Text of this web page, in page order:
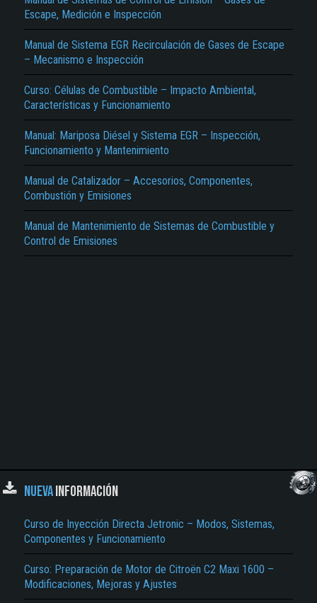
Escape, Medición e Inspección
Manual de Sistema EGR Recirculación de Gases de Escape
– Mecanismo e Inspección
Curso: Células de Combustible – Impacto Ambiental,
Características y Funcionamiento
Manual: Mariposa Diésel y Sistema EGR – Inspección,
Funcionamiento y Mantenimiento
Manual de Catalizador – Accesorios, Componentes,
Combustión y Emisiones
Manual de Mantenimiento de Sistemas de Combustible y
Control de Emisiones
NUEVAINFORMACIÓN
Curso de Inyección Directa Jetronic – Modos, Sistemas,
Componentes y Funcionamiento
Curso: Preparación de Motor de Citroën C2 Maxi 1600 –
Modificaciones, Mejoras y Ajustes
Texto o Imagen de portada son erróneos.
No carga o no se visualiza el contenido.
Reportar otro tipo de error...